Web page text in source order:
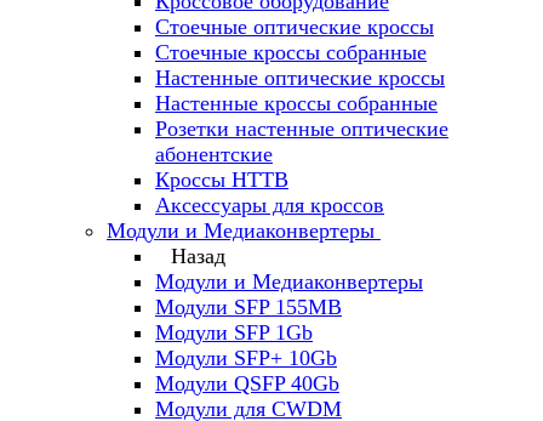
Стоечные оптические кроссы
Стоечные кроссы собранные
Настенные оптические кроссы
Настенные кроссы собранные
Розетки настенные оптические
абонентские
Кроссы HTTB
Аксессуары для кроссов
Модули и Медиаконвертеры
Назад
Модули и Медиаконвертеры
Модули SFP 155MB
Модули SFP 1Gb
Модули SFP+ 10Gb
Модули QSFP 40Gb
Модули для CWDM